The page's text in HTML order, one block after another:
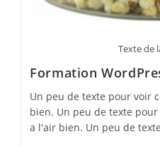
Texte de
Formation
Un peu de texte pour voir
bien. Un peu de texte
a l'air bien. Un peu de